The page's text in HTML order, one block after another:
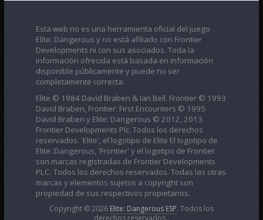
Esta web no es una herramienta oficial del juego
Elite: Dangerous y no está afiliado con Frontier
Developments ni con sus asociados. Toda la
información ofrecida está basada en información
disponible públicamente y puede no ser
completamente correcta.
Elite © 1984 David Braben & Ian Bell. Frontier © 1993
David Braben, Frontier: First Encounters © 1995
David Braben y Elite: Dangerous © 2012, 2013
Frontier Developments Plc. Todos los derechos
reservados. 'Elite', el logotipo de Elite El logotipo de
Elite: Dangerous, 'Frontier' y el logotipo de Frontier
son marcas registradas de Frontier Developments
PLC. Todos los derechos reservados. Todas las otras
marcas y elementos sujetos a copyright son
propiedad de sus respectivos propietarios.
Copyright © 2026 Elite: Dangerous ESP. Todos los
derechos reservados..